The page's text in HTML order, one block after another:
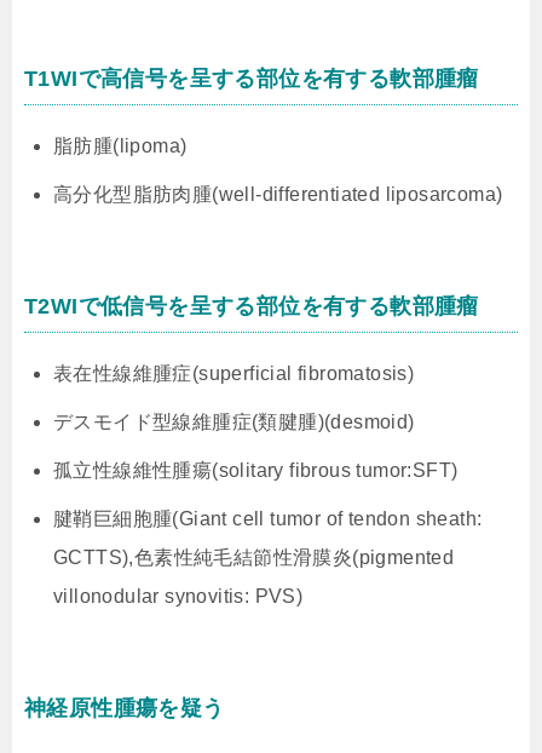
T1WIで高信号を呈する部位を有する軟部腫瘤
脂肪腫(lipoma)
高分化型脂肪肉腫(well-differentiated liposarcoma)
T2WIで低信号を呈する部位を有する軟部腫瘤
表在性線維腫症(superficial fibromatosis)
デスモイド型線維腫症(類腱腫)(desmoid)
孤立性線維性腫瘍(solitary fibrous tumor:SFT)
腱鞘巨細胞腫(Giant cell tumor of tendon sheath:
GCTTS),色素性純毛結節性滑膜炎(pigmented
villonodular synovitis: PVS)
神経原性腫瘍を疑う